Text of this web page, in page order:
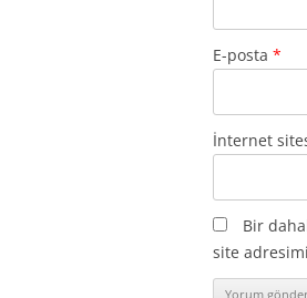
E-posta *
İnternet
Bir
site